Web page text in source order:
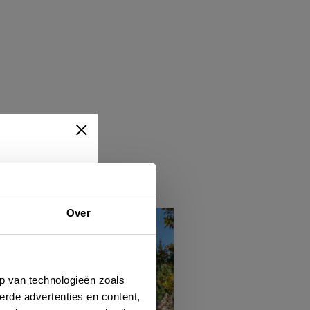
Over
van technologieën zoals
advertenties en content,